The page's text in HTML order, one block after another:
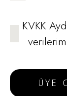
KVKK
ÜYE